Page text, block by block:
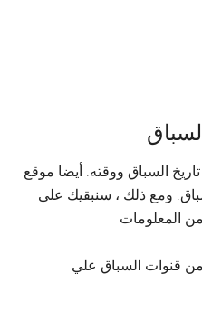
السباق ووقته. أيضا موقع
ومع ذلك ، سنبقيك على
المعلومات
قنوات السباق علي